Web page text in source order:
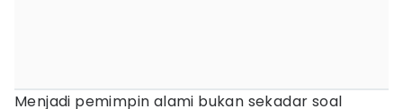
Menjadi pemimpin alami bukan sekadar soal